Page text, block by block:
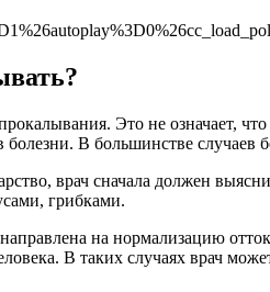
Это не означает,
В большинстве
врач сначала должен
грибками.
на нормализацию
В таких случаях врач